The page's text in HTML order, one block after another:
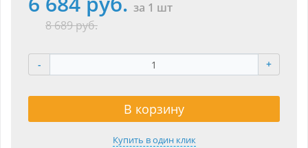
за 1 шт
8 689 руб.
- +
В корзину
Купить в один клик